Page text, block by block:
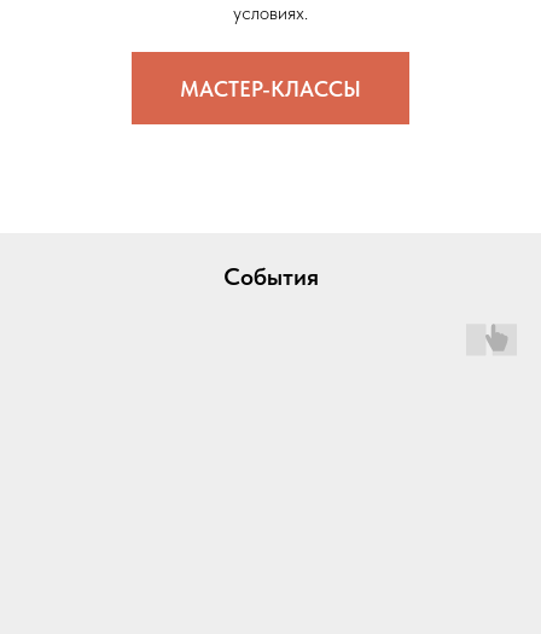
условиях.
МАСТЕР-КЛАССЫ
События